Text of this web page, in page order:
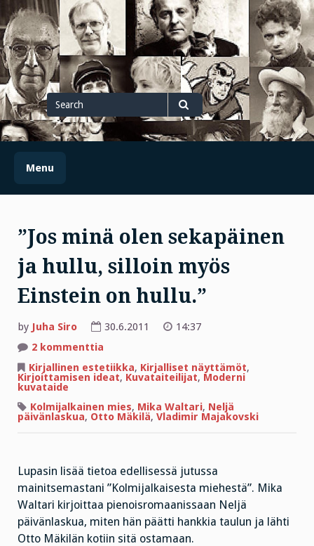
Skip
to
content
Search
for
Search
Menu
”Jos minä olen sekapäinen
ja hullu, silloin myös
Einstein on hullu.”
by Juha Siro 30.6.2011
14:37
2 kommenttia
minä
olen
sekapäinen
hullu,
silloin
Kirjallinen estetiikka, Kirjalliset näyttämöt,
Kirjoittamisen ideat, Kuvataiteilijat, Moderni
kuvataide
Kolmijalkainen mies, Mika Waltari, Neljä
päivänlaskua, Otto Mäkilä, Vladimir Majakovski
Lupasin lisää tietoa edellisessä jutussa
mainitsemastani ”Kolmijalkaisesta miehestä”. Mika
Waltari kirjoittaa pienoisromaanissaan Neljä
päivänlaskua, miten hän päätti hankkia taulun ja lähti
Otto Mäkilän kotiin sitä ostamaan.